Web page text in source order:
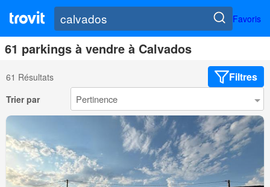
Favoris
61 parkings à vendre à Calvados
61 Résultats Filtres
Trier par